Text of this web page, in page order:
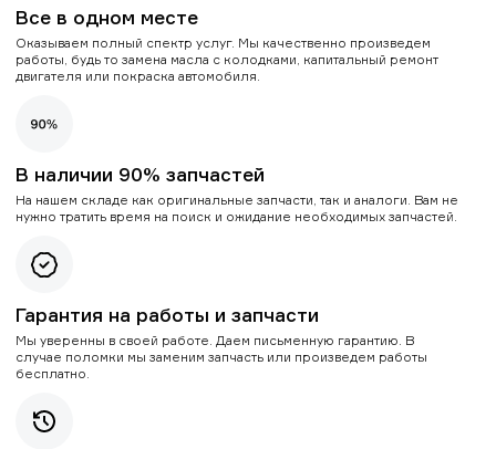
Все в одном месте
Оказываем полный спектр услуг. Мы качественно произведем
работы, будь то замена масла с колодками, капитальный ремонт
двигателя или покраска автомобиля.
В наличии 90% запчастей
На нашем складе как оригинальные запчасти, так и аналоги. Вам не
нужно тратить время на поиск и ожидание необходимых запчастей.
Гарантия на работы и запчасти
Мы уверенны в своей работе. Даем письменную гарантию. В
случае поломки мы заменим запчасть или произведем работы
бесплатно.